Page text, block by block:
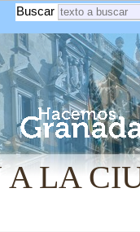
Buscar
LA